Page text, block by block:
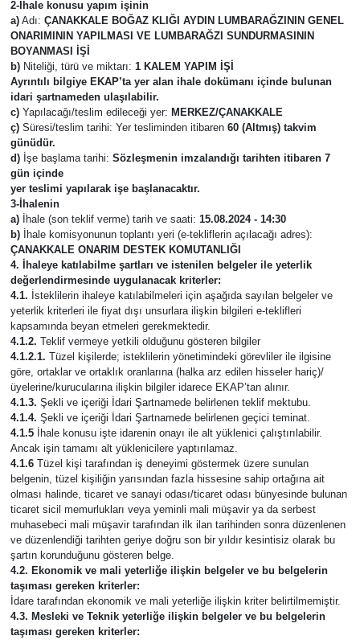
2-İhale konusu yapım işinin
a)Adı: ÇANAKKALE BOĞAZ KLIĞI AYDIN LUMBARAĞZININ GENEL
ONARIMININ YAPILMASI VE LUMBARAĞZI SUNDURMASININ
BOYANMASI İŞİ
b)Niteliği, türü ve miktarı: 1 KALEM YAPIM İŞİ
Ayrıntılı bilgiye EKAP’ta yer alan ihale dokümanı içinde bulunan
idari şartnameden ulaşılabilir.
c)Yapılacağı/teslim edileceği yer: MERKEZ/ÇANAKKALE
ç)Süresi/teslim tarihi: Yer tesliminden itibaren 60 (Altmış) takvim
günüdür.
d)İşe başlama tarihi: Sözleşmenin imzalandığı tarihten itibaren 7
gün içinde
yer teslimi yapılarak işe başlanacaktır.
3-İhalenin
a)İhale (son teklif verme) tarih ve saati: 15.08.2024 - 14:30
b)İhale komisyonunun toplantı yeri (e-tekliflerin açılacağı adres):
ÇANAKKALE ONARIM DESTEK KOMUTANLIĞI
4. İhaleye katılabilme şartları ve istenilen belgeler ile yeterlik
değerlendirmesinde uygulanacak kriterler:
4.1. İsteklilerin ihaleye katılabilmeleri için aşağıda sayılan belgeler ve
yeterlik kriterleri ile fiyat dışı unsurlara ilişkin bilgileri e-teklifleri
kapsamında beyan etmeleri gerekmektedir.
4.1.2. Teklif vermeye yetkili olduğunu gösteren bilgiler
4.1.2.1. Tüzel kişilerde; isteklilerin yönetimindeki görevliler ile ilgisine
göre, ortaklar ve ortaklık oranlarına (halka arz edilen hisseler hariç)/
üyelerine/kurucularına ilişkin bilgiler idarece EKAP’tan alınır.
4.1.3. Şekli ve içeriği İdari Şartnamede belirlenen teklif mektubu.
4.1.4. Şekli ve içeriği İdari Şartnamede belirlenen geçici teminat.
4.1.5İhale konusu işte idarenin onayı ile alt yüklenici çalıştırılabilir.
Ancak işin tamamı alt yüklenicilere yaptırılamaz.
4.1.6Tüzel kişi tarafından iş deneyimi göstermek üzere sunulan
belgenin, tüzel kişiliğin yarısından fazla hissesine sahip ortağına ait
olması halinde, ticaret ve sanayi odası/ticaret odası bünyesinde bulunan
ticaret sicil memurlukları veya yeminli mali müşavir ya da serbest
muhasebeci mali müşavir tarafından ilk ilan tarihinden sonra düzenlenen
ve düzenlendiği tarihten geriye doğru son bir yıldır kesintisiz olarak bu
şartın korunduğunu gösteren belge.
4.2. Ekonomik ve mali yeterliğe ilişkin belgeler ve bu belgelerin
taşıması gereken kriterler:
İdare tarafından ekonomik ve mali yeterliğe ilişkin kriter belirtilmemiştir.
4.3. Mesleki ve Teknik yeterliğe ilişkin belgeler ve bu belgelerin
taşıması gereken kriterler:
Politika
Resmî ilanlar
Sağlık
Siyaset
Spor
Tarım ve Ekonomi
Teknoloji
Ulusal
Yaşam